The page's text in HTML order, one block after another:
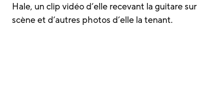
Hale, un clip vidéo d’elle recevant la guitare sur
scène et d’autres photos d’elle la tenant.